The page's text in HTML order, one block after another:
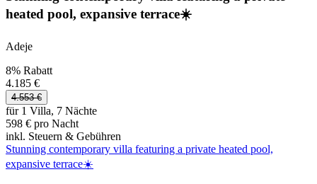
heated pool, expansive terrace☀️
Adeje
8% Rabatt
4.185 €
4.553 €
für 1 Villa, 7 Nächte
598 € pro Nacht
inkl. Steuern & Gebühren
Stunning contemporary villa featuring a private heated pool,
expansive terrace☀️